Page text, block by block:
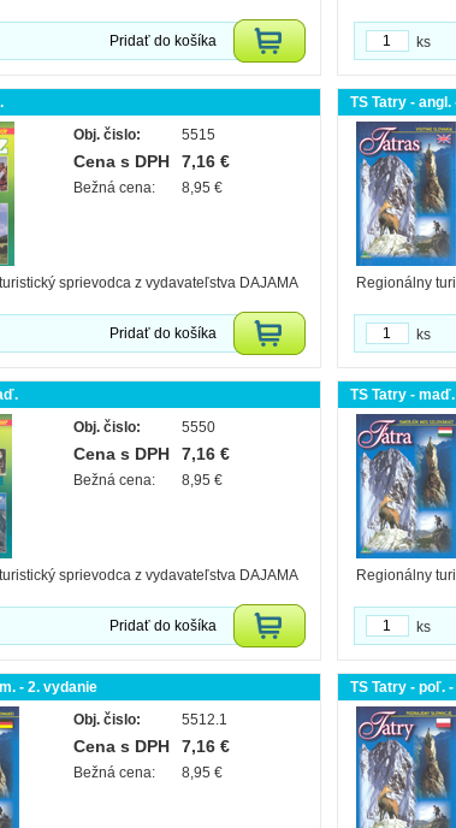
Pridať do košíka ks
Obj. čislo:
5515
Cena s DPH 7,16 €
Bežná cena: 8,95 €
sprievodca z vydavateľstva DAJAMA
Pridať do košíka
TS Tatry -
Regionálny
ks
Obj. čislo:
5550
Cena s DPH 7,16 €
Bežná cena: 8,95 €
sprievodca z vydavateľstva DAJAMA
Pridať do košíka
TS Tatry -
Regionálny
ks
- 2. vydanie
Obj. čislo:
5512.1
Cena s DPH 7,16 €
Bežná cena: 8,95 €
TS Tatry - poľ.